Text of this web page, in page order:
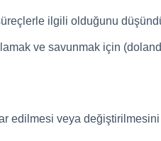
ilgili olduğunu
ve savunmak için
edilmesi veya